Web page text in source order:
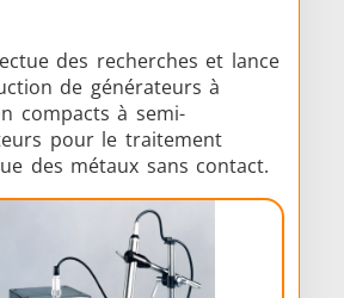
des recherches et lance
de générateurs à
compacts à semi-
pour le traitement
des métaux sans contact.